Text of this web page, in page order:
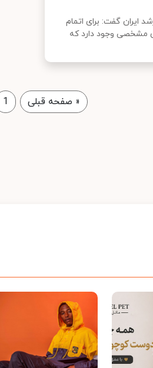
ایران گفت: ‏برای اتمام
مشخصی وجود دارد که
« صفحه قبلی 1